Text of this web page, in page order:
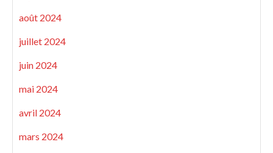
août 2024
juillet 2024
juin 2024
mai 2024
avril 2024
mars 2024